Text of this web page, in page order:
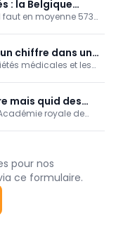
: la Belgique
le patient attend
faut en moyenne 573
chiffre dans un
médicales et les
mais quid des
royale de
Mais de
pour nos
ce formulaire.